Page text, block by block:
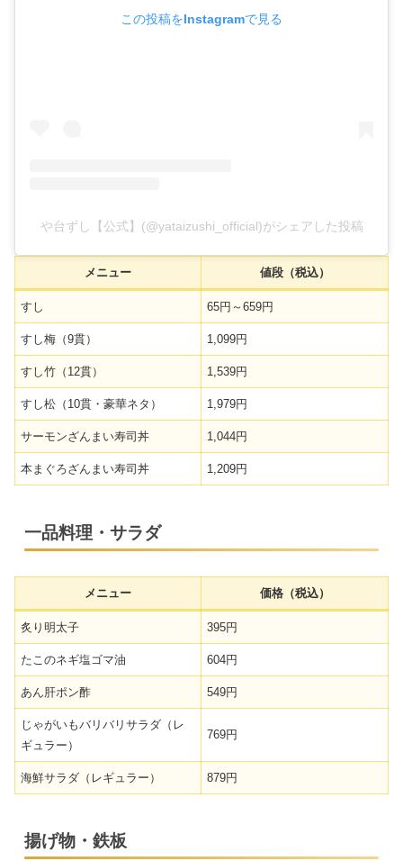
この投稿をInstagramで見る
や台ずし【公式】(@yataizushi_official)がシェアした投稿
メニュー 値段（税込）
すし 65円～659円
すし梅（9貫） 1,099円
すし竹（12貫） 1,539円
すし松（10貫・豪華ネタ） 1,979円
サーモンざんまい寿司丼 1,044円
本まぐろざんまい寿司丼 1,209円
一品料理・サラダ
メニュー 価格（税込）
炙り明太子 395円
たこのネギ塩ゴマ油 604円
あん肝ポン酢 549円
じゃがいもバリバリサラダ（レ
ギュラー）
769円
海鮮サラダ（レギュラー） 879円
揚げ物・鉄板